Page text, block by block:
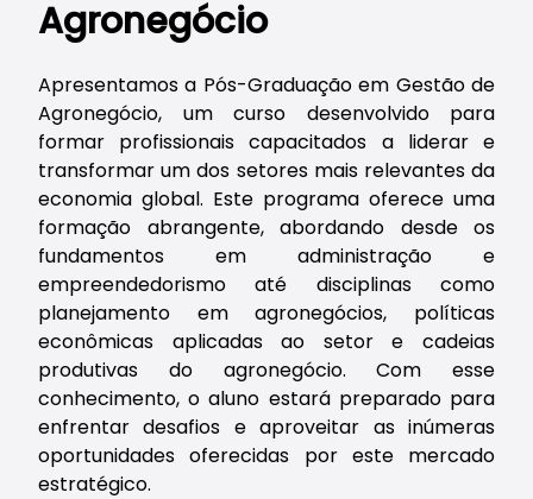
Agronegócio
Apresentamos a Pós-Graduação em Gestão de
Agronegócio, um curso desenvolvido para
formar profissionais capacitados a liderar e
transformar um dos setores mais relevantes da
economia global. Este programa oferece uma
formação abrangente, abordando desde os
fundamentos em administração e
empreendedorismo até disciplinas como
planejamento em agronegócios, políticas
econômicas aplicadas ao setor e cadeias
produtivas do agronegócio. Com esse
conhecimento, o aluno estará preparado para
enfrentar desafios e aproveitar as inúmeras
oportunidades oferecidas por este mercado
estratégico.